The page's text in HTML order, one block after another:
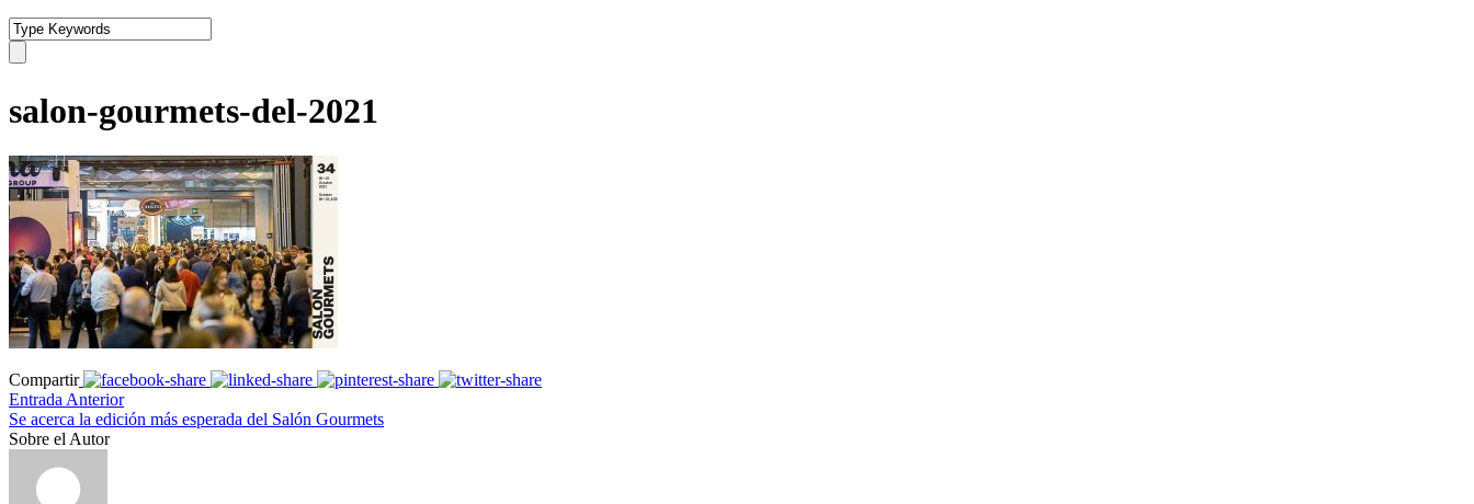
salon-gourmets-del-2021
Compartir
Entrada Anterior
Se acerca la edición más esperada del Salón Gourmets
Sobre el Autor